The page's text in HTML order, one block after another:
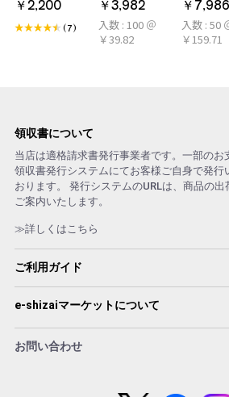
LARME(ラルム)
シトラール 旧デ
￥2,200
(7)
50本×2パック
100本 冷感タオ
ル 首 個包装 日
￥3,982
入数 : 100 ＠
￥39.82
冷感タオ
ト アロマ
り
￥7,986
入数 : 50
￥159.71
領収書について
当店は適格請求書発行事業者です。一部のお
領収書発行システムにてお客様ご自身で発行
おります。 発行システムのURLは、商品の
ご案内いたします。
≫詳しくはこちら
ご利用ガイド
e-shizaiマーケットについて
お問い合わせ